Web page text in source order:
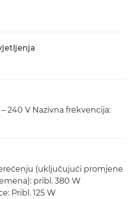
240 V Nazivna frekvencija:
(uključujući promjene
pribl. 380 W
Pribl. 125 W